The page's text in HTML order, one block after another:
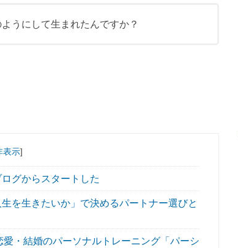
うにして生まれたんですか？
表示]
グからスタートした
を生きたいか」で決めるパートナー選びと
・結婚のパーソナルトレーニング「パーシ